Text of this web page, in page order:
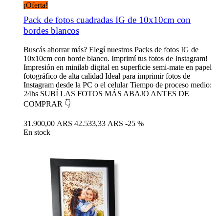
¡Oferta!
Pack de fotos cuadradas IG de 10x10cm con
bordes blancos
Buscás ahorrar más? Elegí nuestros Packs de fotos IG de
10x10cm con borde blanco. Imprimí tus fotos de Instagram!
Impresión en minilab digital en superficie semi-mate en papel
fotográfico de alta calidad Ideal para imprimir fotos de
Instagram desde la PC o el celular Tiempo de proceso medio:
24hs SUBÍ LAS FOTOS MÁS ABAJO ANTES DE
COMPRAR 👇
31.900,00 ARS 42.533,33 ARS -25 %
En stock